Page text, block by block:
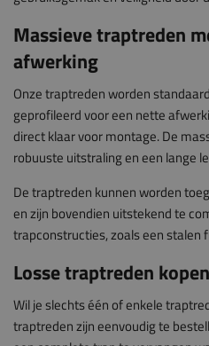
Massieve traptreden
afwerking
Onze traptreden worden
geprofileerd voor een nette
direct klaar voor montage. De
robuuste uitstraling en een lange
De traptreden kunnen worden
en zijn bovendien uitstekend te
trapconstructies, zoals een stalen
Losse traptreden kopen
Wil je slechts één of enkele
traptreden zijn eenvoudig te